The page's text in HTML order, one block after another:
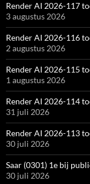
Render AI 2026-117
3 augustus 2026
Render AI 2026-116
2 augustus 2026
Render AI 2026-115
1 augustus 2026
Render AI 2026-114
31 juli 2026
Render AI 2026-113
30 juli 2026
Saar (0301) 1e bij
30 juli 2026